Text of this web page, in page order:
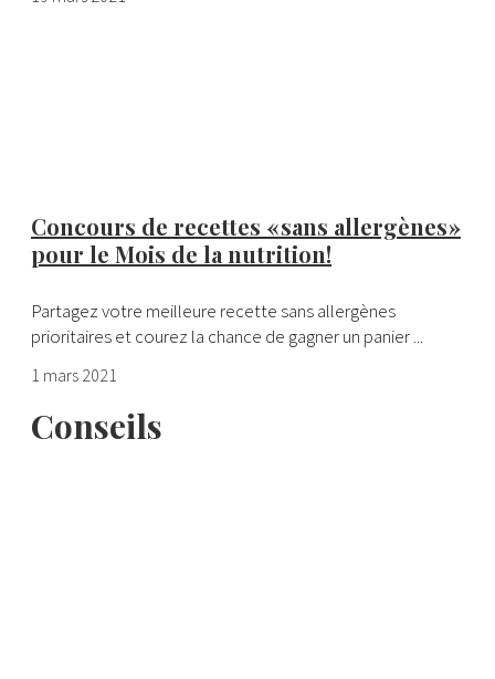
Concours de recettes « sans allergènes »
pour le Mois de la nutrition!
Partagez votre meilleure recette sans allergènes
prioritaires et courez la chance de gagner un panier ...
1 mars 2021
Conseils